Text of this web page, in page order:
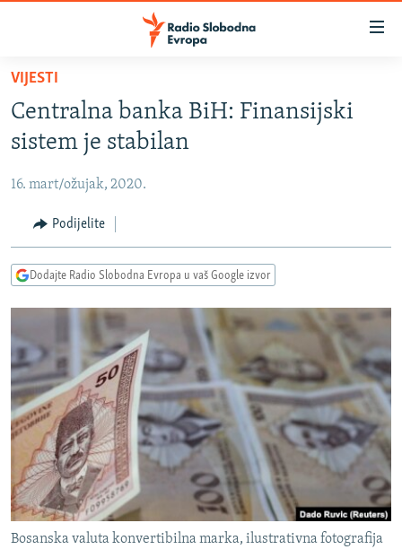
Pređite
glavni
sadržaj
na
navigaciju
Pređite
na
BOSNA I HERCEGOVINA
KOSOVO
CRNA GORA
VIDEO
FOTOGALERIJE
INFOGRAFIKE
PODCASTI
RAT U UKRAJINI
KINA NA BALKANU
RSE PRIČE IZ SVIJETA
ISPRIČAJ MI
DNEVNO@RSE
SPECIJALI RSE
VIŠE OD NASLOVA
PRATITE NAS
VIJESTI
Centralna banka BiH: Finansijski
sistem je stabilan
16. mart/ožujak, 2020.
Podijelite
Dodajte Radio Slobodna Evropa u vaš Google izvor
Bosanska valuta konvertibilna marka, ilustrativna fotografija